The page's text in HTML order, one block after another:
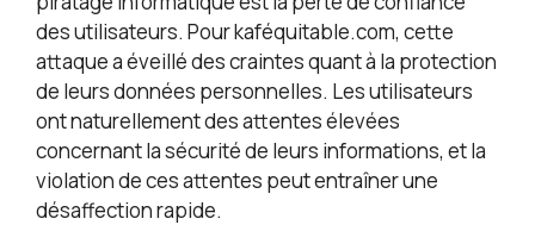
des utilisateurs. Pour kaféquitable.com, cette
attaque a éveillé des craintes quant à la protection
de leurs données personnelles. Les utilisateurs
ont naturellement des attentes élevées
concernant la sécurité de leurs informations, et la
violation de ces attentes peut entraîner une
désaffection rapide.